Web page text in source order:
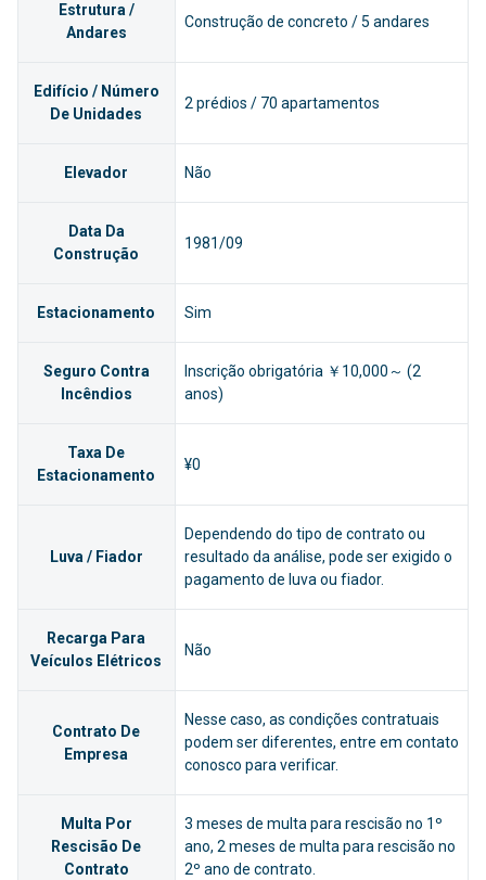
Estrutura /
Andares
Construção de concreto / 5 andares
Edifício / Número
De Unidades
2 prédios / 70 apartamentos
Elevador Não
Data Da
Construção
1981/09
Estacionamento Sim
Seguro Contra
Incêndios
Inscrição obrigatória ￥10,000～ (2
anos)
Taxa De
Estacionamento
¥0
Luva / Fiador
Dependendo do tipo de contrato ou
resultado da análise, pode ser exigido o
pagamento de luva ou fiador.
Recarga Para
Veículos Elétricos
Não
Contrato De
Empresa
Nesse caso, as condições contratuais
podem ser diferentes, entre em contato
conosco para verificar.
Multa Por
Rescisão De
Contrato
3 meses de multa para rescisão no 1º
ano, 2 meses de multa para rescisão no
2º ano de contrato.